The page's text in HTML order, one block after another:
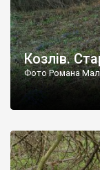
Козлів.
Фото Романа